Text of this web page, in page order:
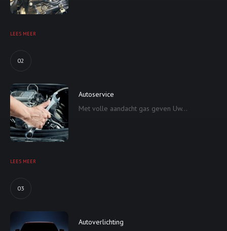
LEES MEER
02
Autoservice
Met volle aandacht gas geven Uw...
LEES MEER
03
Autoverlichting